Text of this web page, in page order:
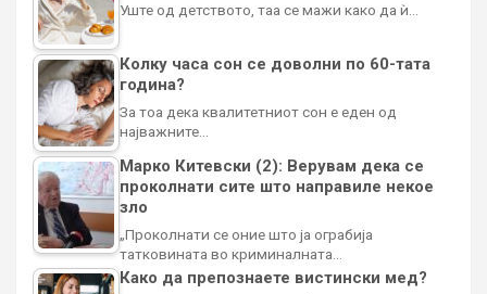
Уште од детството, таа се мажи како да ѝ…
Колку часа сон се доволни по 60-тата
година?
За тоа дека квалитетниот сон е еден од
најважните…
Марко Китевски (2): Верувам дека се
проколнати сите што направиле некое
зло
„Проколнати се оние што ја ограбија
татковината во криминалната…
Како да препознаете вистински мед?